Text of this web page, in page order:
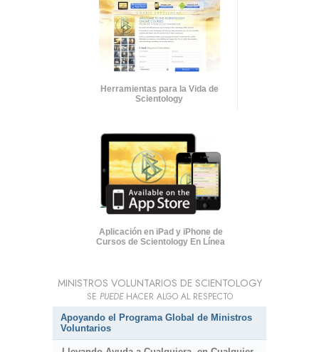
Herramientas para la Vida de
Scientology
Aplicación en iPad y iPhone de
Cursos de Scientology En Línea
MINISTROS VOLUNTARIOS DE SCIENTOLOGY
SE PUEDEHACER ALGO AL RESPECTO
Apoyando el Programa Global de Ministros
Voluntarios